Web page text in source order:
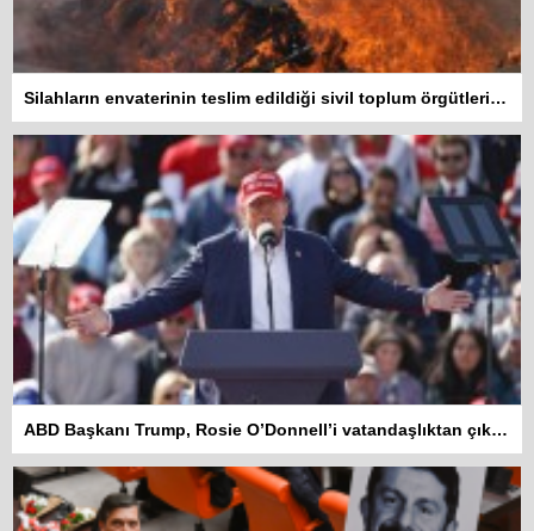
Silahların envaterinin teslim edildiği sivil toplum örgütleri rapor hazırlayacak
ABD Başkanı Trump, Rosie O’Donnell’i vatandaşlıktan çıkarmakla tehdit etti